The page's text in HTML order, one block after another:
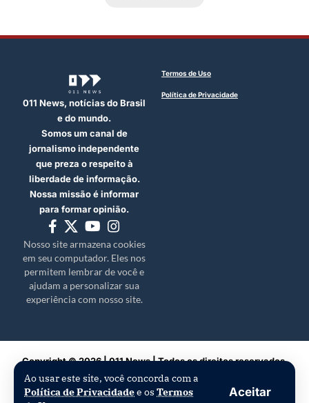
Ao usar este site, você concorda com a
Política de Privacidadee os Termos
Aceitar
011 News, notícias do Brasil
e do mundo.
Somos um canal de
jornalismo independente
que preza o respeito à
liberdade de informação.
Nossa missão é informar
para formar opinião.
Nosso site armazena cookies
em seu computador. Eles nos
permitem lembrar de você e
ajudam a personalizar sua
experiência com nosso site.
Termos de Uso
Política de Privacidade
Copyright © 2026 | 011 News | Todos os direitos reservados.